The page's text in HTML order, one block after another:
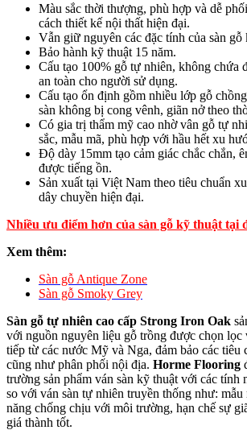
Màu sắc thời thượng, phù hợp và dễ
cách thiết kế nội thất hiện đại.
Vẫn giữ nguyên các đặc tính của sàn gỗ
Bảo hành kỹ thuật 15 năm.
Cấu tạo 100% gỗ tự nhiên, không chứa
an toàn cho người sử dụng.
Cấu tạo ổn định gồm nhiều lớp gỗ
sàn không bị cong vênh, giãn nở theo
Có gia trị thẩm mỹ cao nhờ vân gỗ tự
sắc, mẫu mã, phù hợp với hầu hết xu
Độ dày 15mm tạo cảm giác chắc chắn,
được tiếng ồn.
Sản xuất tại Việt Nam theo tiêu chuẩn
dây chuyền hiện đại.
Nhiều ưu điểm hơn của sàn gỗ kỹ thuật tại
Xem thêm:
Sàn gỗ Antique Zone
Sàn gỗ Smoky Grey
Sàn gỗ tự nhiên cao cấp Strong Iron Oak
với nguồn nguyên liệu gỗ trồng được chọn lọc
tiếp từ các nước Mỹ và Nga, đảm bảo các tiêu
cũng như phân phối nội địa. Horme Flooring
trường sản phẩm ván sàn kỹ thuật với các tính
so với ván sàn tự nhiên truyền thống như: mẫu
năng chống chịu với môi trường, hạn chế sự
giá thành tốt.